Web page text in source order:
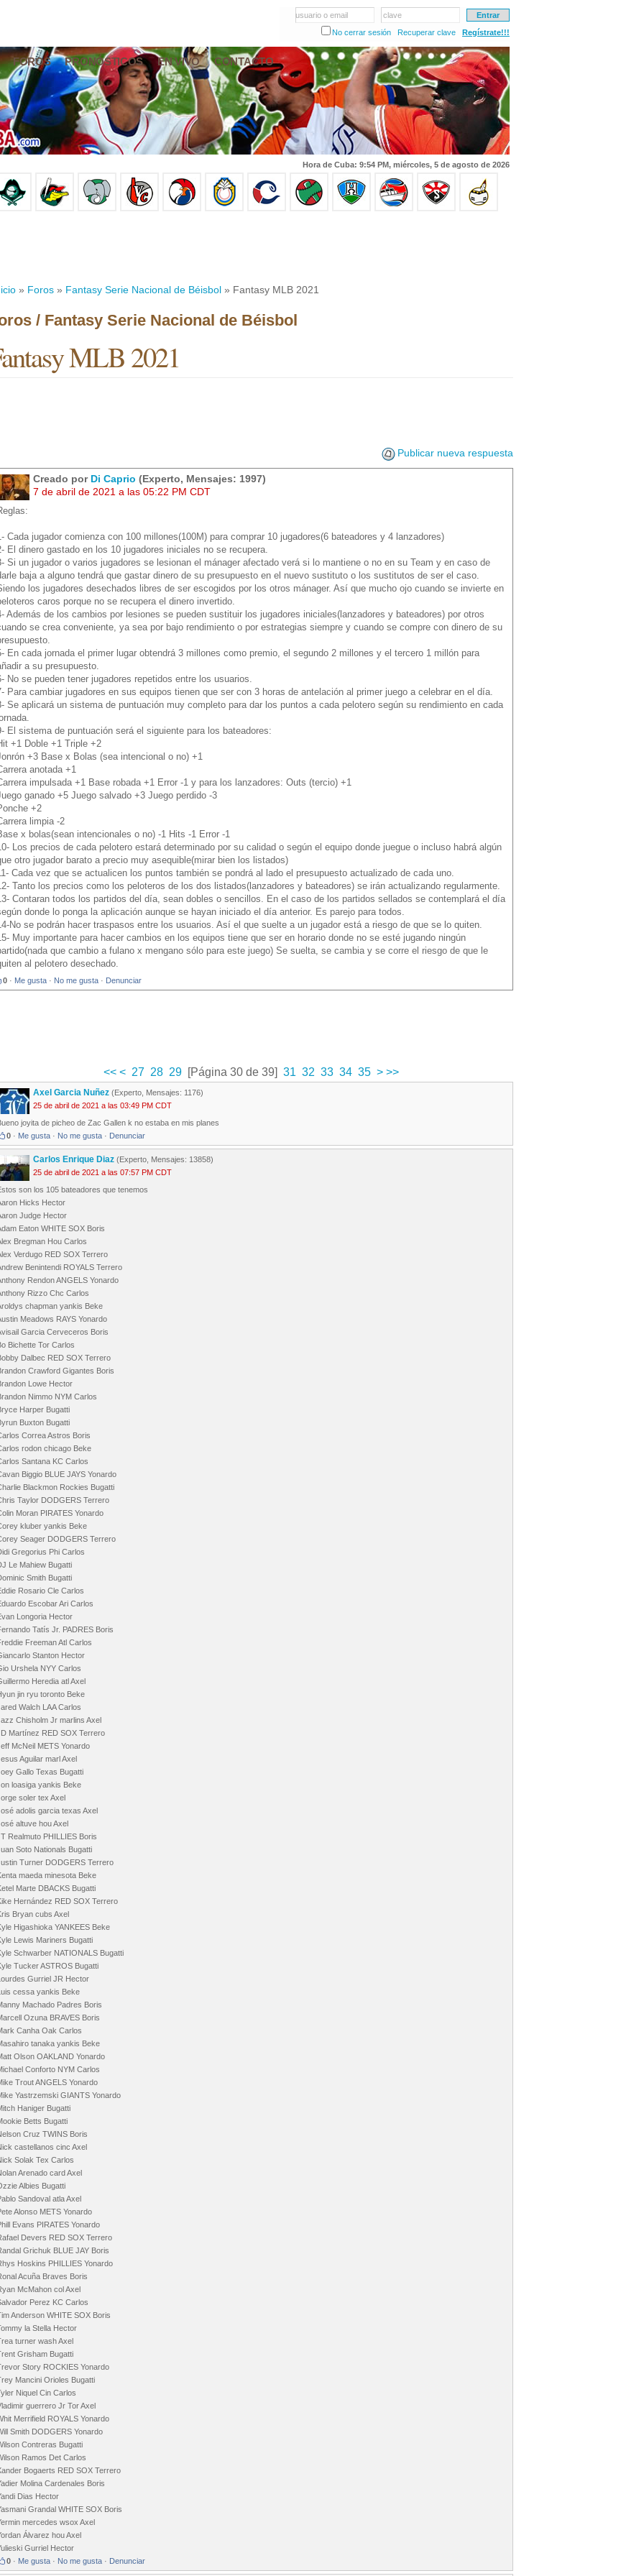
usuario o email
clave
No cerrar sesión
Recuperar clave Regístrate!!!
FOROS PRONÓSTICOS EN VIVO CONTACTO
Hora de Cuba: 9:54 PM, miércoles, 5 de agosto de 2026
» Foros » Fantasy Serie Nacional de Béisbol » Fantasy MLB 2021
/ Fantasy Serie Nacional de Béisbol
MLB 2021
Publicar nueva respuesta
Creado por Di Caprio (Experto, Mensajes: 1997)
7 de abril de 2021 a las 05:22 PM CDT
Cada jugador comienza con 100 millones(100M) para comprar 10 jugadores(6 bateadores y 4 lanzadores)
El dinero gastado en los 10 jugadores iniciales no se recupera.
Si un jugador o varios jugadores se lesionan el mánager afectado verá si lo mantiene o no en su Team y en caso de
baja a alguno tendrá que gastar dinero de su presupuesto en el nuevo sustituto o los sustitutos de ser el caso.
los jugadores desechados libres de ser escogidos por los otros mánager. Así que mucho ojo cuando se invierte en
caros porque no se recupera el dinero invertido.
Además de los cambios por lesiones se pueden sustituir los jugadores iniciales(lanzadores y bateadores) por otros
se crea conveniente, ya sea por bajo rendimiento o por estrategias siempre y cuando se compre con dinero de su
En cada jornada el primer lugar obtendrá 3 millones como premio, el segundo 2 millones y el tercero 1 millón para
a su presupuesto.
No se pueden tener jugadores repetidos entre los usuarios.
Para cambiar jugadores en sus equipos tienen que ser con 3 horas de antelación al primer juego a celebrar en el día.
Se aplicará un sistema de puntuación muy completo para dar los puntos a cada pelotero según su rendimiento en cada
El sistema de puntuación será el siguiente para los bateadores:
+1 Doble +1 Triple +2
+3 Base x Bolas (sea intencional o no) +1
anotada +1
impulsada +1 Base robada +1 Error -1 y para los lanzadores: Outs (tercio) +1
ganado +5 Juego salvado +3 Juego perdido -3
+2
limpia -2
x bolas(sean intencionales o no) -1 Hits -1 Error -1
Los precios de cada pelotero estará determinado por su calidad o según el equipo donde juegue o incluso habrá algún
otro jugador barato a precio muy asequible(mirar bien los listados)
Cada vez que se actualicen los puntos también se pondrá al lado el presupuesto actualizado de cada uno.
Tanto los precios como los peloteros de los dos listados(lanzadores y bateadores) se irán actualizando regularmente.
Contaran todos los partidos del día, sean dobles o sencillos. En el caso de los partidos sellados se contemplará el día
donde lo ponga la aplicación aunque se hayan iniciado el día anterior. Es parejo para todos.
No se podrán hacer traspasos entre los usuarios. Así el que suelte a un jugador está a riesgo de que se lo quiten.
Muy importante para hacer cambios en los equipos tiene que ser en horario donde no se esté jugando ningún
que cambio a fulano x mengano sólo para este juego) Se suelta, se cambia y se corre el riesgo de que le
al pelotero desechado.
0 · Me gusta · No me gusta · Denunciar
<< < 27 28 29 [Página 30 de 39] 31 32 33 34 35 >>>
Axel Garcia Nuñez (Experto, Mensajes: 1176)
25 de abril de 2021 a las 03:49 PM CDT
joyita de picheo de Zac Gallen k no estaba en mis planes
0 · Me gusta · No me gusta · Denunciar
Carlos Enrique Diaz (Experto, Mensajes: 13858)
25 de abril de 2021 a las 07:57 PM CDT
son los 105 bateadores que tenemos
Hicks Hector
Judge Hector
Eaton WHITE SOX Boris
Bregman Hou Carlos
Verdugo RED SOX Terrero
Benintendi ROYALS Terrero
Rendon ANGELS Yonardo
Rizzo Chc Carlos
chapman yankis Beke
Meadows RAYS Yonardo
Garcia Cerveceros Boris
Bichette Tor Carlos
Dalbec RED SOX Terrero
Crawford Gigantes Boris
Lowe Hector
Nimmo NYM Carlos
Harper Bugatti
Buxton Bugatti
Correa Astros Boris
rodon chicago Beke
Santana KC Carlos
Biggio BLUE JAYS Yonardo
Blackmon Rockies Bugatti
Taylor DODGERS Terrero
Moran PIRATES Yonardo
kluber yankis Beke
Seager DODGERS Terrero
Gregorius Phi Carlos
Le Mahiew Bugatti
Smith Bugatti
Rosario Cle Carlos
Escobar Ari Carlos
Longoria Hector
Tatís Jr. PADRES Boris
Freeman Atl Carlos
Stanton Hector
Urshela NYY Carlos
Heredia atl Axel
jin ryu toronto Beke
Walch LAA Carlos
Chisholm Jr marlins Axel
Martínez RED SOX Terrero
McNeil METS Yonardo
Aguilar marl Axel
Gallo Texas Bugatti
loasiga yankis Beke
soler tex Axel
adolis garcia texas Axel
altuve hou Axel
Realmuto PHILLIES Boris
Soto Nationals Bugatti
Turner DODGERS Terrero
maeda minesota Beke
Marte DBACKS Bugatti
Hernández RED SOX Terrero
Bryan cubs Axel
Higashioka YANKEES Beke
Lewis Mariners Bugatti
Schwarber NATIONALS Bugatti
Tucker ASTROS Bugatti
Gurriel JR Hector
cessa yankis Beke
Machado Padres Boris
Ozuna BRAVES Boris
Canha Oak Carlos
tanaka yankis Beke
Olson OAKLAND Yonardo
Conforto NYM Carlos
Trout ANGELS Yonardo
Yastrzemski GIANTS Yonardo
Haniger Bugatti
Betts Bugatti
Cruz TWINS Boris
castellanos cinc Axel
Solak Tex Carlos
Arenado card Axel
Albies Bugatti
Sandoval atla Axel
Alonso METS Yonardo
Evans PIRATES Yonardo
Devers RED SOX Terrero
Grichuk BLUE JAY Boris
Hoskins PHILLIES Yonardo
Acuña Braves Boris
McMahon col Axel
Perez KC Carlos
Anderson WHITE SOX Boris
la Stella Hector
turner wash Axel
Grisham Bugatti
Story ROCKIES Yonardo
Mancini Orioles Bugatti
Niquel Cin Carlos
guerrero Jr Tor Axel
Merrifield ROYALS Yonardo
Smith DODGERS Yonardo
Contreras Bugatti
Ramos Det Carlos
Bogaerts RED SOX Terrero
Molina Cardenales Boris
Dias Hector
Grandal WHITE SOX Boris
mercedes wsox Axel
Álvarez hou Axel
Gurriel Hector
0 · Me gusta · No me gusta · Denunciar